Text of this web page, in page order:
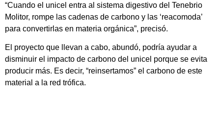
“Cuando el unicel entra al sistema digestivo del Tenebrio
Molitor, rompe las cadenas de carbono y las ‘reacomoda’
para convertirlas en materia orgánica”, precisó.
El proyecto que llevan a cabo, abundó, podría ayudar a
disminuir el impacto de carbono del unicel porque se evita
producir más. Es decir, “reinsertamos” el carbono de este
material a la red trófica.